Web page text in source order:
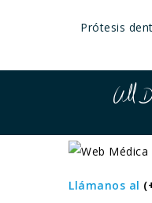
Prótesis
Llámanos al